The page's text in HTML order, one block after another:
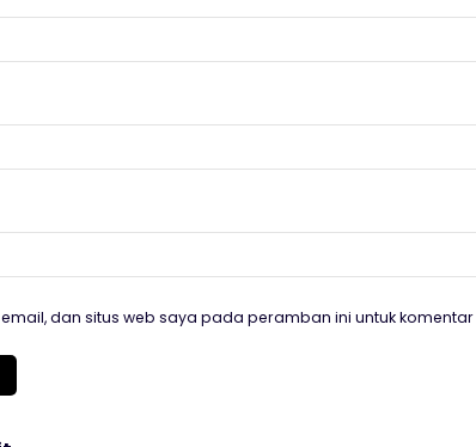
dan situs web saya pada peramban ini untuk